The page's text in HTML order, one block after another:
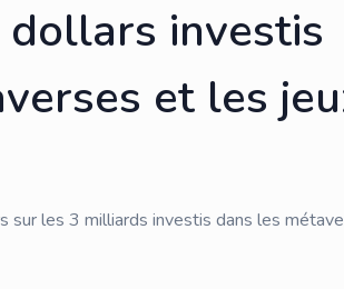
investis
et les
les 3 milliards investis dans les